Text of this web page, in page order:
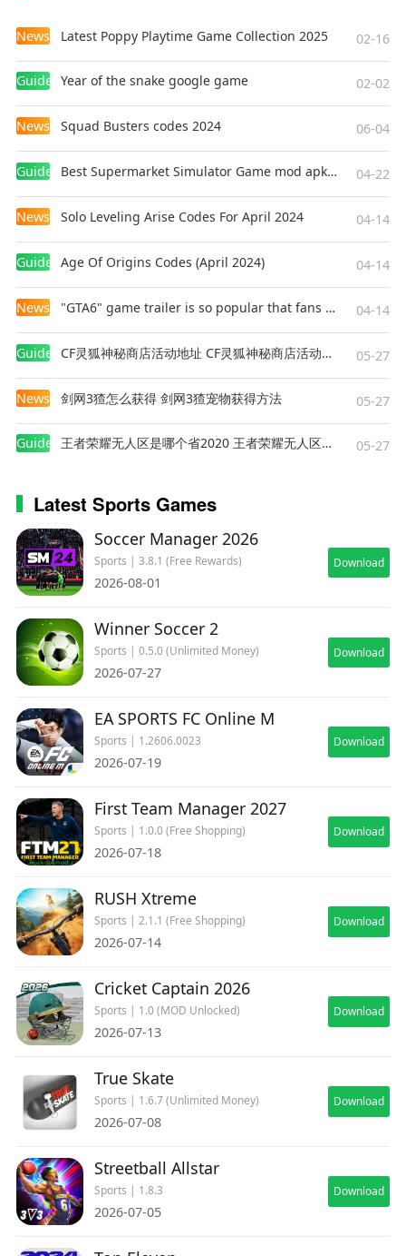
News Latest Poppy Playtime Game Collection 2025 02-16
Guides Year of the snake google game 02-02
News Squad Busters codes 2024 06-04
Guides Best Supermarket Simulator Game mod apk for Android 04-22
News Solo Leveling Arise Codes For April 2024 04-14
Guides Age Of Origins Codes (April 2024) 04-14
News "GTA6" game trailer is so popular that fans make and release a real-life version 04-14
Guides CF灵狐神秘商店活动地址 CF灵狐神秘商店活动网址 05-27
News 剑网3猹怎么获得 剑网3猹宠物获得方法 05-27
Guides 王者荣耀无人区是哪个省2020 王者荣耀无人区在哪些地方 05-27
Latest Sports Games
Soccer Manager 2026
Sports | 3.8.1 (Free Rewards)
2026-08-01
Download
Winner Soccer 2
Sports | 0.5.0 (Unlimited Money)
2026-07-27
Download
EA SPORTS FC Online M
Sports | 1.2606.0023
2026-07-19
Download
First Team Manager 2027
Sports | 1.0.0 (Free Shopping)
2026-07-18
Download
RUSH Xtreme
Sports | 2.1.1 (Free Shopping)
2026-07-14
Download
Cricket Captain 2026
Sports | 1.0 (MOD Unlocked)
2026-07-13
Download
True Skate
Sports | 1.6.7 (Unlimited Money)
2026-07-08
Download
Streetball Allstar
Sports | 1.8.3
2026-07-05
Download